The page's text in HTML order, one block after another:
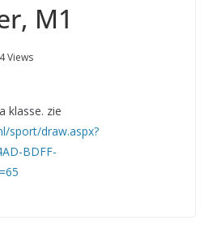
M1
Views
klasse. zie
sport/draw.aspx?
BDFF-